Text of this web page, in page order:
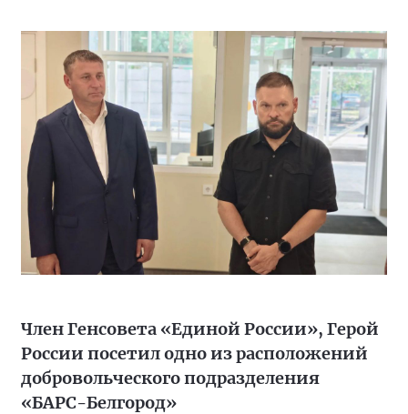
Член Генсовета «Единой России», Герой
России посетил одно из расположений
добровольческого подразделения
«БАРС-Белгород»